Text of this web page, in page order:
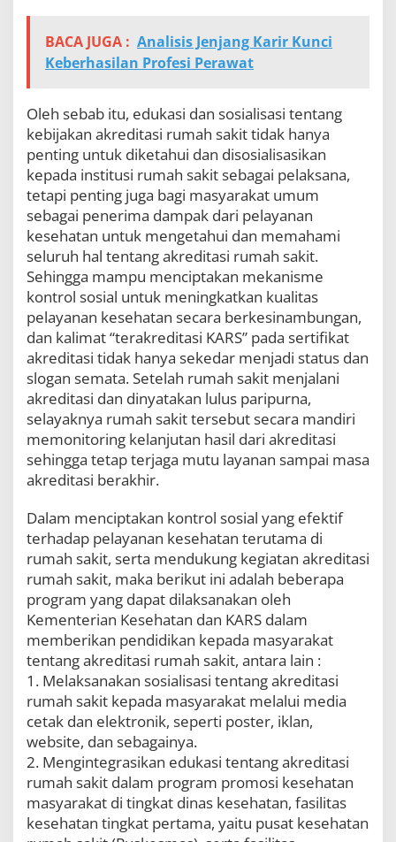
BACA JUGA : Analisis Jenjang Karir Kunci
Keberhasilan Profesi Perawat
Oleh sebab itu, edukasi dan sosialisasi tentang
kebijakan akreditasi rumah sakit tidak hanya
penting untuk diketahui dan disosialisasikan
kepada institusi rumah sakit sebagai pelaksana,
tetapi penting juga bagi masyarakat umum
sebagai penerima dampak dari pelayanan
kesehatan untuk mengetahui dan memahami
seluruh hal tentang akreditasi rumah sakit.
Sehingga mampu menciptakan mekanisme
kontrol sosial untuk meningkatkan kualitas
pelayanan kesehatan secara berkesinambungan,
dan kalimat “terakreditasi KARS” pada sertifikat
akreditasi tidak hanya sekedar menjadi status dan
slogan semata. Setelah rumah sakit menjalani
akreditasi dan dinyatakan lulus paripurna,
selayaknya rumah sakit tersebut secara mandiri
memonitoring kelanjutan hasil dari akreditasi
sehingga tetap terjaga mutu layanan sampai masa
akreditasi berakhir.
Dalam menciptakan kontrol sosial yang efektif
terhadap pelayanan kesehatan terutama di
rumah sakit, serta mendukung kegiatan akreditasi
rumah sakit, maka berikut ini adalah beberapa
program yang dapat dilaksanakan oleh
Kementerian Kesehatan dan KARS dalam
memberikan pendidikan kepada masyarakat
tentang akreditasi rumah sakit, antara lain :
1. Melaksanakan sosialisasi tentang akreditasi
rumah sakit kepada masyarakat melalui media
cetak dan elektronik, seperti poster, iklan,
website, dan sebagainya.
2. Mengintegrasikan edukasi tentang akreditasi
rumah sakit dalam program promosi kesehatan
masyarakat di tingkat dinas kesehatan, fasilitas
kesehatan tingkat pertama, yaitu pusat kesehatan